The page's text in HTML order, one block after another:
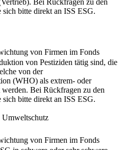
sich bitte direkt an ISS ESG.
von Firmen im Fonds
von Pestiziden tätig sind, die
von der
(WHO) als extrem- oder
Bei Rückfragen zu den
sich bitte direkt an ISS ESG.
von Firmen im Fonds